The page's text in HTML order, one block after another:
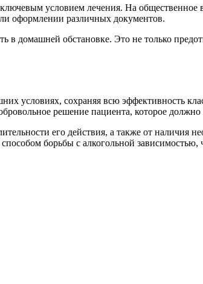
условием лечения. На общественное
оформлении различных документов.
домашней обстановке. Это не только
условиях, сохраняя всю эффективность
решение пациента, которое
его действия, а также от наличия
борьбы с алкогольной